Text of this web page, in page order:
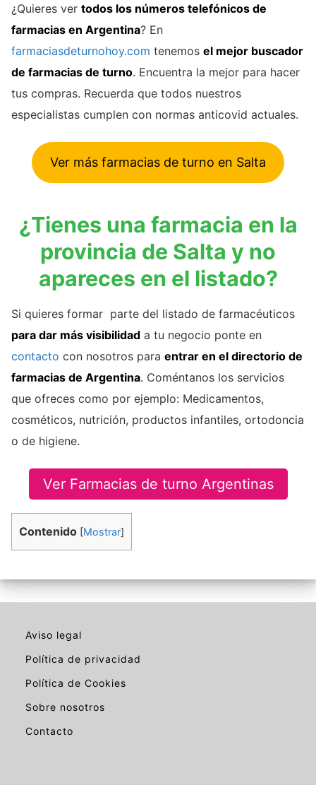
¿Quieres ver todos los números telefónicos de
farmacias en Argentina? En
farmaciasdeturnohoy.com tenemos el mejor buscador
de farmacias de turno. Encuentra la mejor para hacer
tus compras. Recuerda que todos nuestros
especialistas cumplen con normas anticovid actuales.
Ver más farmacias de turno en Salta
¿Tienes una farmacia en la
provincia de Salta y no
apareces en el listado?
Si quieres formar parte del listado de farmacéuticos
para dar más visibilidad a tu negocio ponte en
contacto con nosotros para entrar en el directorio de
farmacias de Argentina. Coméntanos los servicios
que ofreces como por ejemplo: Medicamentos,
cosméticos, nutrición, productos infantiles, ortodoncia
o de higiene.
Ver Farmacias de turno Argentinas
Contenido [Mostrar]
Aviso legal
Política de privacidad
Política de Cookies
Sobre nosotros
Contacto